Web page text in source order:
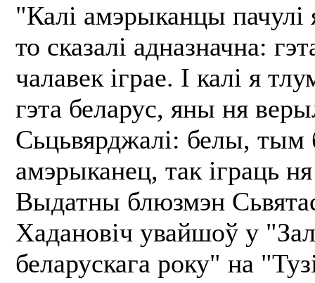
"Калі амэрыканцы пачулі
то сказалі адназначна:
чалавек іграе. І калі я
гэта беларус, яны ня
Сьцьвярджалі: белы, тым
амэрыканец, так іграць
Выдатны блюзмэн
Хадановіч увайшоў у
беларускага року" на